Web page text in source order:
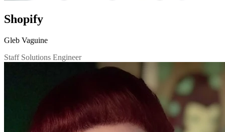
Shopify
Gleb Vaguine
Staff Solutions Engineer